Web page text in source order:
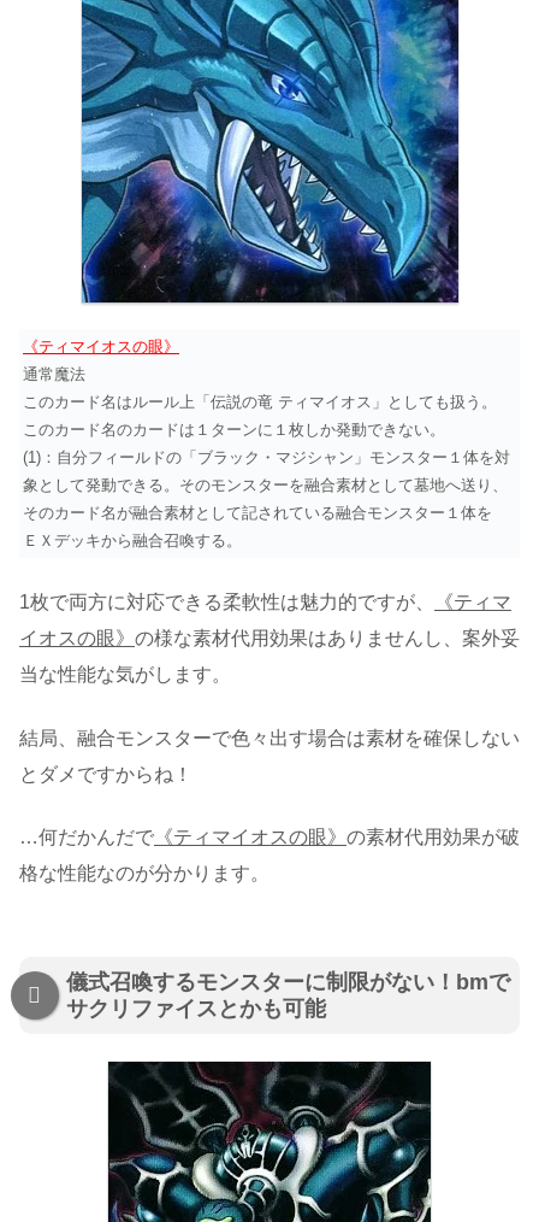
《ティマイオスの眼》
通常魔法
このカード名はルール上「伝説の竜 ティマイオス」としても扱う。
このカード名のカードは１ターンに１枚しか発動できない。
(1)：自分フィールドの「ブラック・マジシャン」モンスター１体を対
象として発動できる。そのモンスターを融合素材として墓地へ送り、
そのカード名が融合素材として記されている融合モンスター１体を
ＥＸデッキから融合召喚する。
1枚で両方に対応できる柔軟性は魅力的ですが、
《ティマ
イオスの眼》 の様な素材代用効果はありませんし、案外妥
当な性能な気がします。
結局、融合モンスターで色々出す場合は素材を確保しない
とダメですからね！
…何だかんだで 《ティマイオスの眼》 の素材代用効果が破
格な性能なのが分かります。
儀式召喚するモンスターに制限がない！bmで
サクリファイスとかも可能